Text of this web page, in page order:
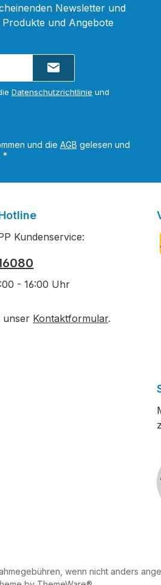
Newsletter und
und Angebote
Datenschutzrichtlinie und
und die AGB gelesen und
*
Kundenservice:
- 16:00 Uhr
unser Kontaktformular.
wenn nicht anders